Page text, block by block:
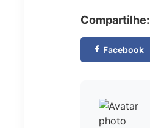
Compartilhe:
Facebook